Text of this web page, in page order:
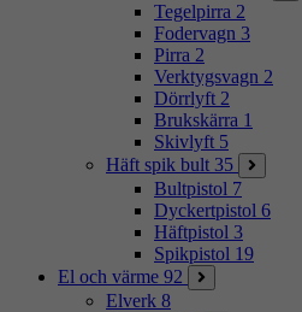
Tegelpirra 2
Fodervagn 3
Pirra 2
Verktygsvagn 2
Dörrlyft 2
Brukskärra 1
Skivlyft 5
Häft spik bult 35
Bultpistol 7
Dyckertpistol 6
Häftpistol 3
Spikpistol 19
El och värme 92
Elverk 8